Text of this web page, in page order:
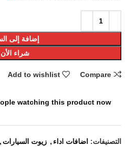
إضافة إلى
شراء الأن
Compare
Add to wishlist
watching this product now!
التصنيفات: اضافات اداء , زيوت السيارات ,